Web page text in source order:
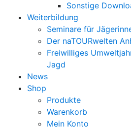
Sonstige
Weiterbildung
Seminare für
Der naTOURwelten
Freiwilliges
Jagd
News
Shop
Produkte
Warenkorb
Mein Konto